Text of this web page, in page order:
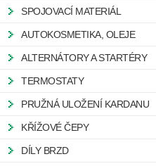
SPOJOVACÍ MATERIÁL
AUTOKOSMETIKA, OLEJE
ALTERNÁTORY A STARTÉRY
TERMOSTATY
PRUŽNÁ ULOŽENÍ KARDANU
KŘÍŽOVÉ ČEPY
DÍLY BRZD